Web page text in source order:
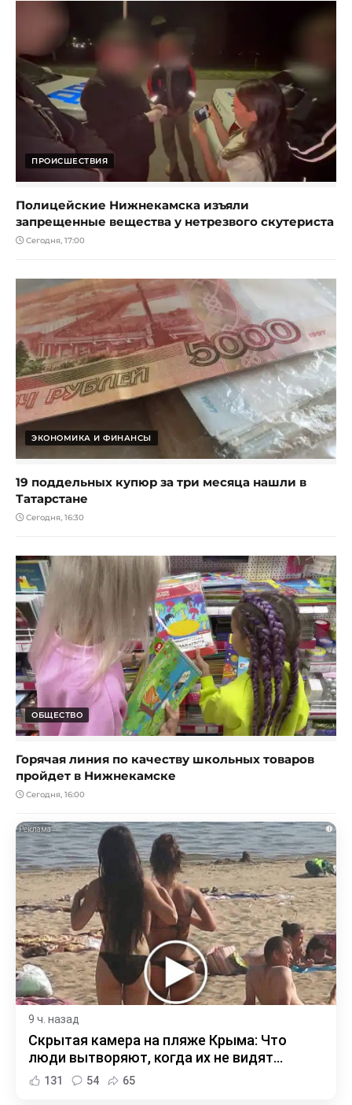
ПРОИСШЕСТВИЯ
Полицейские Нижнекамска изъяли
запрещенные вещества у нетрезвого скутериста
Сегодня, 17:00
ЭКОНОМИКА И ФИНАНСЫ
19 поддельных купюр за три месяца нашли в
Татарстане
Сегодня, 16:30
ОБЩЕСТВО
Горячая линия по качеству школьных товаров
пройдет в Нижнекамске
Сегодня, 16:00
i
9 ч. назад
Скрытая камера на пляже Крыма: Что
люди вытворяют, когда их не видят...
131 54 65